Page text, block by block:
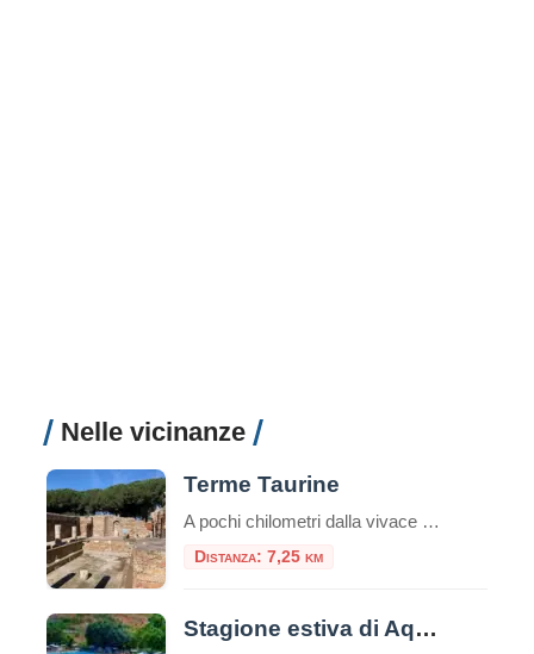
Nelle vicinanze
Terme Taurine
A pochi chilometri dalla vivace città portuale di Civitavecchia, su una verdeggiante collina che domina il Tirreno, sorge uno dei complessi termali romani più affascinanti e meglio conservati dell’Etruria meridionale: l’Area Archeologica delle Terme Taurine, conosciute anche come Terme di Traiano. Questo sito non è solo un complesso di antiche rovine, ma una vera e […]
Distanza: 7,25 km
Stagione estiva di Aquafelix